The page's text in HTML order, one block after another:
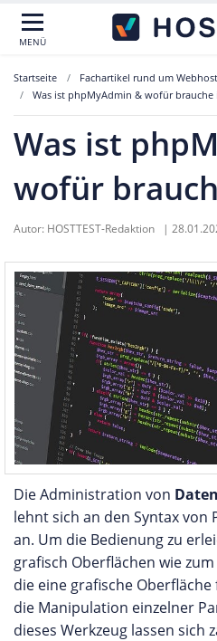
MENÜ
Startseite
Fachartikel rund um
Was ist phpMyAdmin & wofür brauche
Was ist
wofür
Autor: HOSTTEST-Redaktion |
Die Administration von
lehnt sich an den Syntax
an. Um die Bedienung zu
grafisch Oberflächen wie
die eine grafische
die Manipulation einzelner
dieses Werkzeug lassen sich